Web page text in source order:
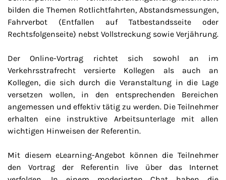
bilden die Themen Rotlichtfahrten, Abstandsmessungen,
Fahrverbot (Entfallen auf Tatbestandsseite oder
Rechtsfolgenseite) nebst Vollstreckung sowie Verjährung.
Der Online-Vortrag richtet sich sowohl an im
Verkehrsstrafrecht versierte Kollegen als auch an
Kollegen, die sich durch die Veranstaltung in die Lage
versetzen wollen, in den entsprechenden Bereichen
angemessen und effektiv tätig zu werden. Die Teilnehmer
erhalten eine instruktive Arbeitsunterlage mit allen
wichtigen Hinweisen der Referentin.
Mit diesem eLearning-Angebot können die Teilnehmer
den Vortrag der Referentin live über das Internet